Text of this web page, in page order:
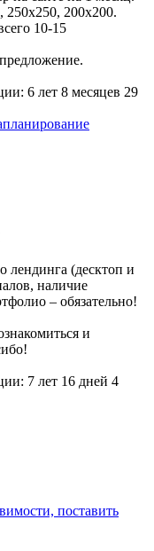
200х200.
10-15
6 лет 8 месяцев 29
лендинга (десктоп и
наличие
– обязательно!
и
7 лет 16 дней 4
поставить